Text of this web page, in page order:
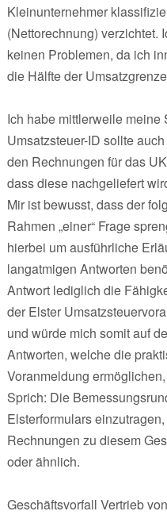
Kleinunternehmer
(Nettorechnung) verzichtet.
keinen Problemen, da ich
die Hälfte der
Ich habe mittlerweile meine
Umsatzsteuer-ID sollte
den Rechnungen für das
dass diese nachgeliefert
Mir ist bewusst, dass der
Rahmen „einer“ Frage
hierbei um ausführliche
langatmigen Antworten
Antwort lediglich die
der Elster
und würde mich somit auf
Antworten, welche die
Voranmeldung
Sprich: Die
Elsterformulars
Rechnungen zu diesem
oder ähnlich.
Geschäftsvorfall Vertrieb